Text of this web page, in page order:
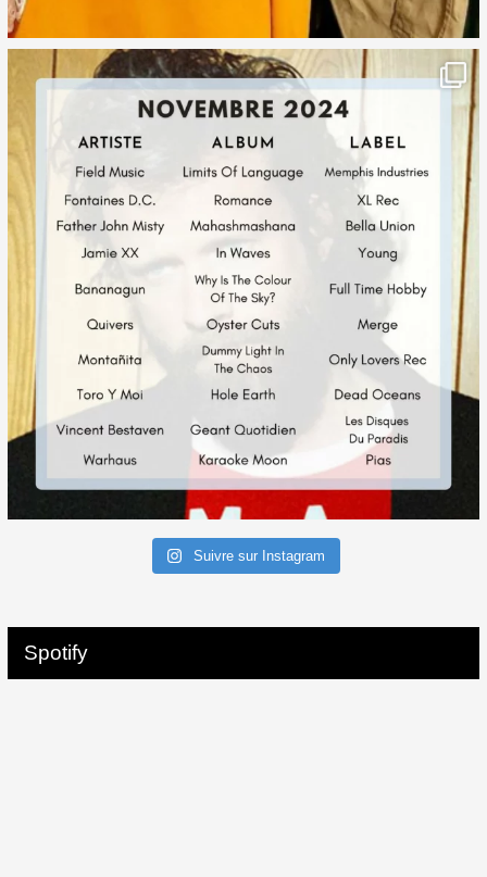
Suivre sur Instagram
Spotify